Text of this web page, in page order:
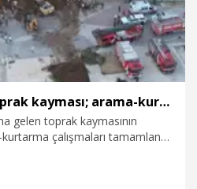
Büyükçekmece'de toprak kayması; arama-kurtarma çalışmaları tamamlandı
gelen toprak kaymasının
çalışmaları tamamlandı.